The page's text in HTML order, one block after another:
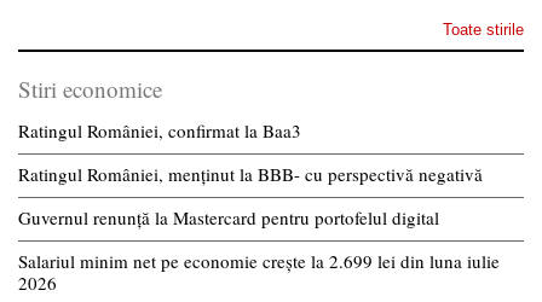
Toate stirile
Stiri economice
Ratingul României, confirmat la Baa3
Ratingul României, menținut la BBB- cu perspectivă negativă
Guvernul renunță la Mastercard pentru portofelul digital
Salariul minim net pe economie crește la 2.699 lei din luna iulie
2026